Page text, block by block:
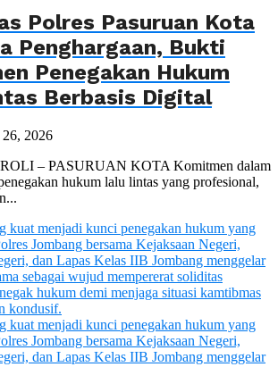
Polres Pasuruan Kota
Penghargaan, Bukti
Penegakan Hukum
Berbasis Digital
2026
– PASURUAN KOTA Komitmen dalam
hukum lalu lintas yang profesional,